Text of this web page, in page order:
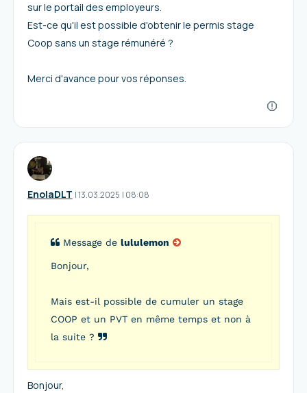
sur le portail des employeurs.
Est-ce qu'il est possible d'obtenir le permis stage
Coop sans un stage rémunéré ?
Merci d'avance pour vos réponses.
EnolaDLT I13.03.2025 | 08:08
Message de lululemon
Bonjour,
Mais est-il possible de cumuler un stage
COOP et un PVT en même temps et non à
la suite ?
Bonjour,